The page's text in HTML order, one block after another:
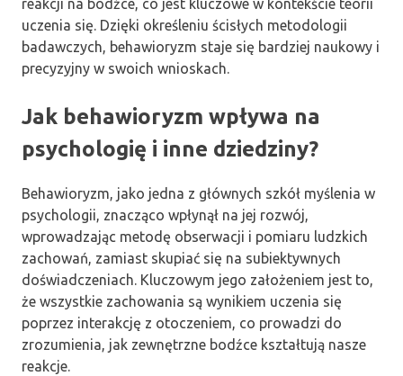
uczenia się. Dzięki określeniu ścisłych metodologii
badawczych, behawioryzm staje się bardziej naukowy i
precyzyjny w swoich wnioskach.
Jak behawioryzm wpływa na
psychologię i inne dziedziny?
Behawioryzm, jako jedna z głównych szkół myślenia w
psychologii, znacząco wpłynął na jej rozwój,
wprowadzając metodę obserwacji i pomiaru ludzkich
zachowań, zamiast skupiać się na subiektywnych
doświadczeniach. Kluczowym jego założeniem jest to,
że wszystkie zachowania są wynikiem uczenia się
poprzez interakcję z otoczeniem, co prowadzi do
zrozumienia, jak zewnętrzne bodźce kształtują nasze
reakcje.